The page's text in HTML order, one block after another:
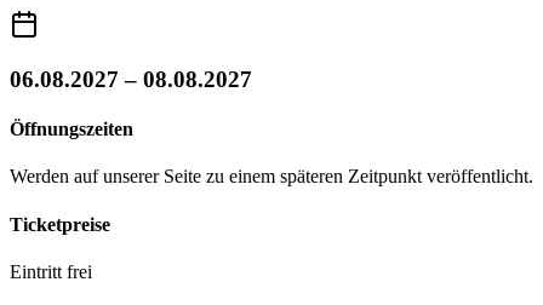
06.08.2027 – 08.08.2027
Öffnungszeiten
Werden auf unserer Seite zu einem späteren Zeitpunkt veröffentlicht.
Ticketpreise
Eintritt frei